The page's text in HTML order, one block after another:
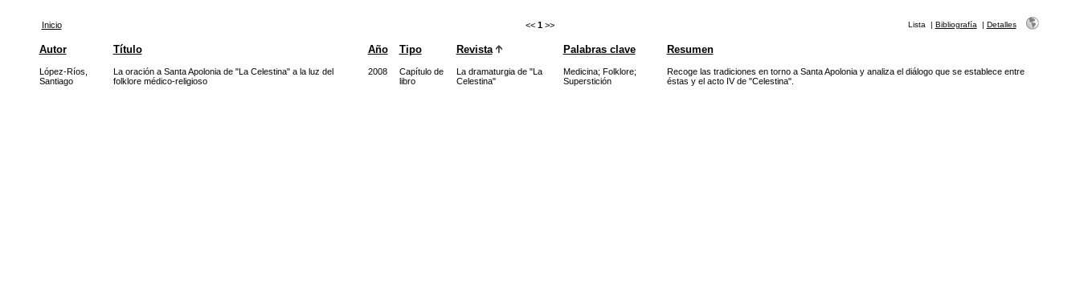
Inicio << 1 >> Lista | Bibliografía | Detalles
Autor Título Año Tipo Revista Palabras clave Resumen
López-Ríos,
Santiago
La oración a Santa Apolonia de "La Celestina" a la luz del
folklore médico-religioso
2008
Capítulo de
libro
La dramaturgia de "La
Celestina"
Medicina; Folklore;
Superstición
Recoge las tradiciones en torno a Santa Apolonia y analiza el diálogo que se establece entre
éstas y el acto IV de "Celestina".